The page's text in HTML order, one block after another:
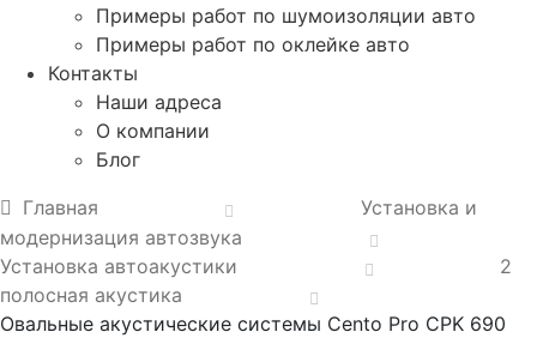
Примеры работ по шумоизоляции авто
Примеры работ по оклейке авто
Контакты
Наши адреса
О компании
Блог
Главная
Установка и
модернизация автозвука
Установка автоакустики
2
полосная акустика
Овальные акустические системы Cento Pro CPK 690